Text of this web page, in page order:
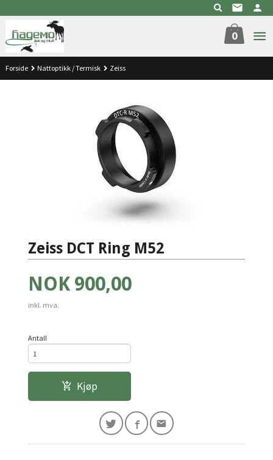
til
innholdet
0
Forside Nattoptikk / Termisk Zeiss
Zeiss DCT Ring M52
Pris
NOK 900,00
inkl. mva.
Antall
Kjøp